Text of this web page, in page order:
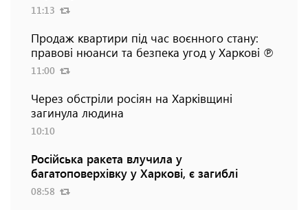
11:13
Продаж квартири під час воєнного стану:
правові нюанси та безпека угод у Харкові ℗
11:00
Через обстріли росіян на Харківщині
загинула людина
10:10
Російська ракета влучила у
багатоповерхівку у Харкові, є загиблі
08:58